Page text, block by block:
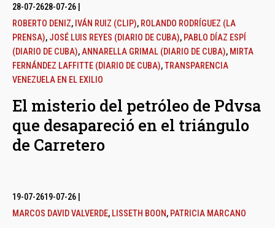
28-07-2628-07-26
ROBERTO DENIZ, IVÁN RUIZ (CLIP), ROLANDO RODRÍGUEZ (LA
PRENSA), JOSÉ LUIS REYES (DIARIO DE CUBA), PABLO DÍAZ ESPÍ
(DIARIO DE CUBA),ANNARELLA GRIMAL (DIARIO DE CUBA), MIRTA
FERNÁNDEZ LAFFITTE (DIARIO DE CUBA),TRANSPARENCIA
VENEZUELA EN EL EXILIO
El misterio del petróleo de Pdvsa
que desapareció en el triángulo
de Carretero
19-07-2619-07-26
MARCOS DAVID VALVERDE, LISSETH BOON, PATRICIA MARCANO